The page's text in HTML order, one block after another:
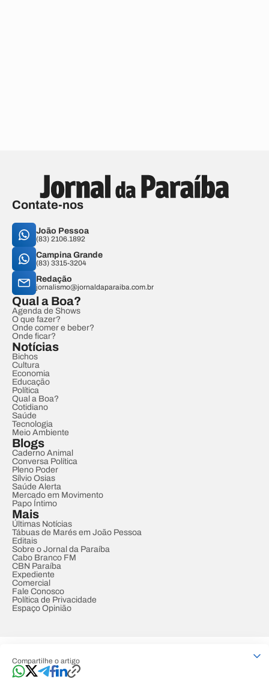
Compartilhe o artigo
Contate-nos
João Pessoa
(83) 2106.1892
Campina Grande
(83) 3315-3204
Redação
jornalismo@jornaldaparaiba.com.br
Qual a Boa?
Agenda de Shows
O que fazer?
Onde comer e beber?
Onde ficar?
Notícias
Bichos
Cultura
Economia
Educação
Política
Qual a Boa?
Cotidiano
Saúde
Tecnologia
Meio Ambiente
Blogs
Caderno Animal
Conversa Política
Pleno Poder
Sílvio Osias
Saúde Alerta
Mercado em Movimento
Papo Íntimo
Mais
Últimas Notícias
Tábuas de Marés em João Pessoa
Editais
Sobre o Jornal da Paraíba
Cabo Branco FM
CBN Paraíba
Expediente
Comercial
Fale Conosco
Política de Privacidade
Espaço Opinião
Developed by Designed by